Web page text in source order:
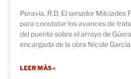
Peravia, R.D. El senador Milciades
para constatar los avances de
del puente sobre el arroyo de
encargada de la obra Nicole García.
LEER MÁS »